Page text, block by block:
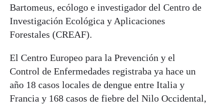
Bartomeus, ecólogo e investigador del Centro de
Investigación Ecológica y Aplicaciones
Forestales (CREAF).
El Centro Europeo para la Prevención y el
Control de Enfermedades registraba ya hace un
año 18 casos locales de dengue entre Italia y
Francia y 168 casos de fiebre del Nilo Occidental,